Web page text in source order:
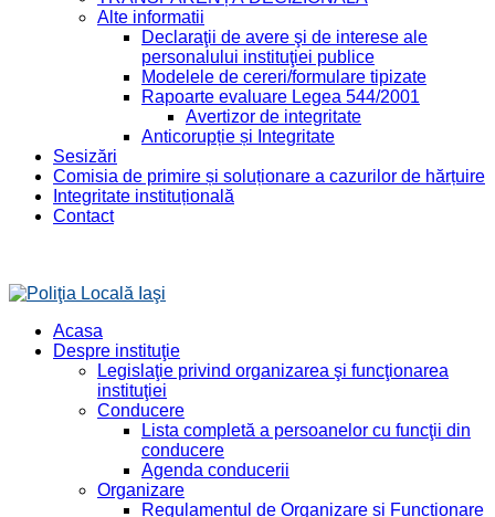
Alte informatii
Declaraţii de avere şi de interese ale
personalului instituţiei publice
Modelele de cereri/formulare tipizate
Rapoarte evaluare Legea 544/2001
Avertizor de integritate
Anticorupție și Integritate
Sesizări
Comisia de primire și soluționare a cazurilor de hărțuire
Integritate instituțională
Contact
Acasa
Despre instituţie
Legislaţie privind organizarea şi funcţionarea
instituţiei
Conducere
Lista completă a persoanelor cu funcţii din
conducere
Agenda conducerii
Organizare
Regulamentul de Organizare și Funcționare